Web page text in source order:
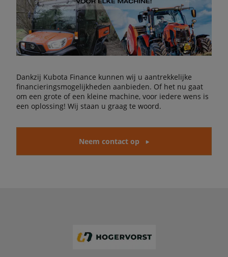
Dankzij Kubota Finance kunnen wij u aantrekkelijke
financieringsmogelijkheden aanbieden. Of het nu gaat
om een grote of een kleine machine, voor iedere wens is
een oplossing! Wij staan u graag te woord.
Neem contact op